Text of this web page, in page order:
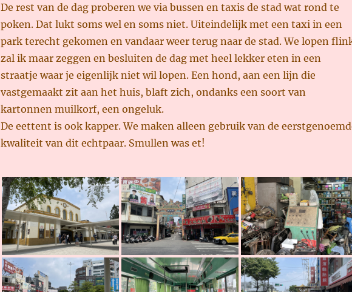
De rest van de dag proberen we via bussen en taxis de stad wat rond te
poken. Dat lukt soms wel en soms niet. Uiteindelijk met een taxi in een
park terecht gekomen en vandaar weer terug naar de stad. We lopen
zal ik maar zeggen en besluiten de dag met heel lekker eten in een
straatje waar je eigenlijk niet wil lopen. Een hond, aan een lijn die
vastgemaakt zit aan het huis, blaft zich, ondanks een soort van
kartonnen muilkorf, een ongeluk.
De eettent is ook kapper. We maken alleen gebruik van de
kwaliteit van dit echtpaar. Smullen was et!